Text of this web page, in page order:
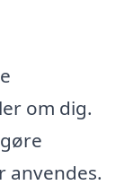
om dig.
anvendes.